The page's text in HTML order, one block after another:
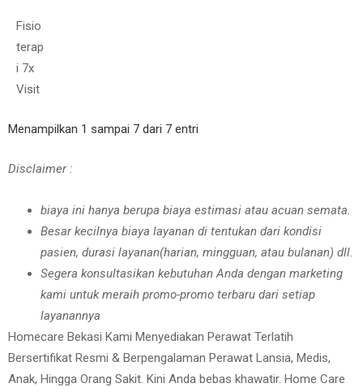
Fisio
terap
i 7x
Visit
Menampilkan 1 sampai 7 dari 7 entri
Disclaimer :
biaya ini hanya berupa biaya estimasi atau acuan semata.
Besar kecilnya biaya layanan di tentukan dari kondisi
pasien, durasi layanan(harian, mingguan, atau bulanan) dll.
Segera konsultasikan kebutuhan Anda dengan marketing
kami untuk meraih promo-promo terbaru dari setiap
layanannya
Homecare Bekasi Kami Menyediakan Perawat Terlatih
Bersertifikat Resmi & Berpengalaman Perawat Lansia, Medis,
Anak, Hingga Orang Sakit. Kini Anda bebas khawatir. Home Care